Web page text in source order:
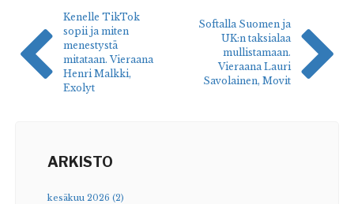
Kenelle TikTok
sopii ja miten
menestystä
mitataan. Vieraana
Henri Malkki,
Exolyt
Softalla Suomen ja
UK:n taksialaa
mullistamaan.
Vieraana Lauri
Savolainen, Movit
ARKISTO
kesäkuu 2026 (2)